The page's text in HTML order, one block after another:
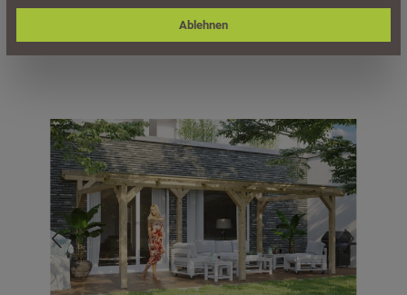
Bildergalerie überspringen
Ablehnen